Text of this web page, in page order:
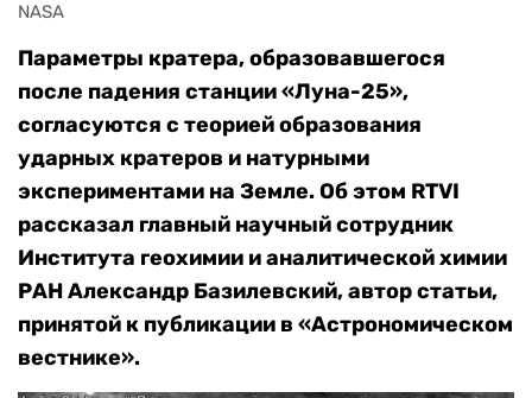
NASA
Параметры кратера, образовавшегося
после падения станции «Луна-25»,
согласуются с теорией образования
ударных кратеров и натурными
экспериментами на Земле. Об этом RTVI
рассказал главный научный сотрудник
Института геохимии и аналитической химии
РАН Александр Базилевский, автор статьи,
принятой к публикации в «Астрономическом
вестнике».